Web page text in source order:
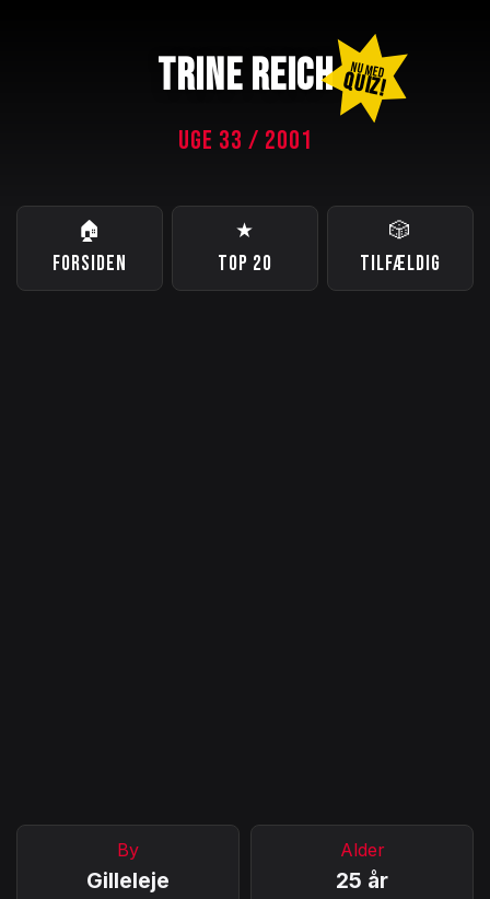
TRINE REICH NU MED
QUIZ!
UGE 33 / 2001
🏠
FORSIDEN
★
TOP 20
🎲
TILFÆLDIG
By
Gilleleje
Alder
25 år